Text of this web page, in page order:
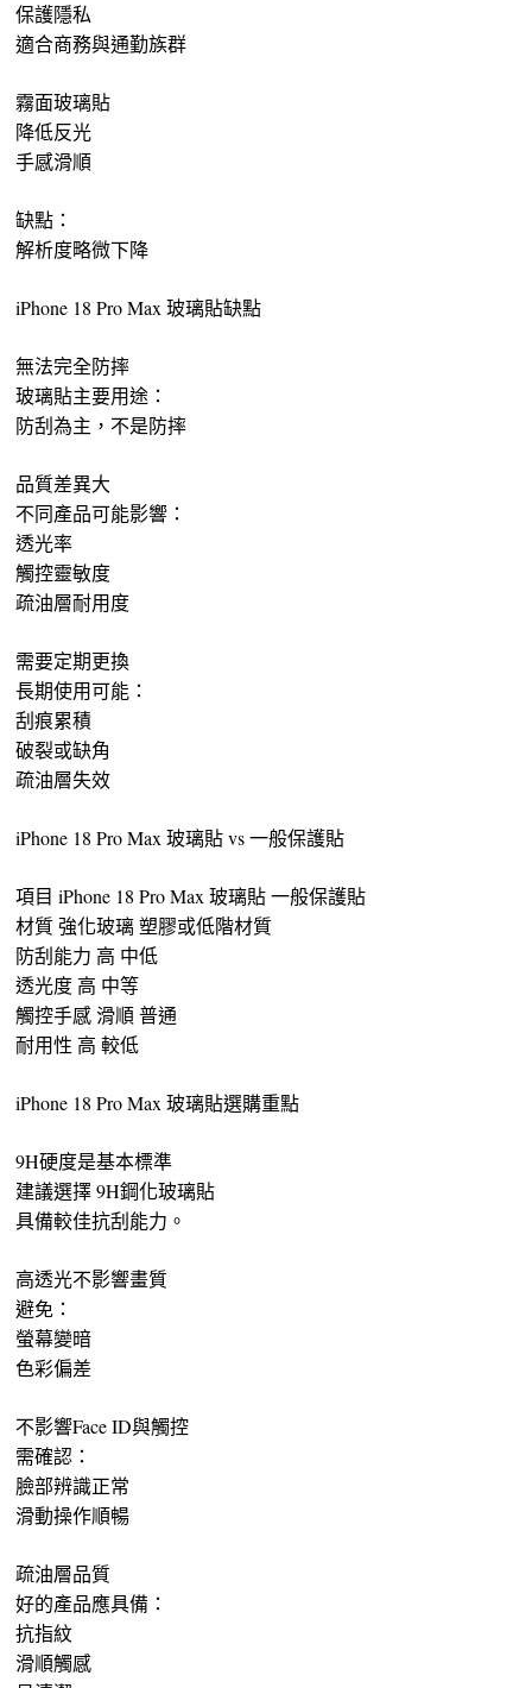
保護隱私
適合商務與通勤族群
霧面玻璃貼
降低反光
手感滑順
缺點：
解析度略微下降
iPhone 18 Pro Max 玻璃貼缺點
無法完全防摔
玻璃貼主要用途：
防刮為主，不是防摔
品質差異大
不同產品可能影響：
透光率
觸控靈敏度
疏油層耐用度
需要定期更換
長期使用可能：
刮痕累積
破裂或缺角
疏油層失效
iPhone 18 Pro Max 玻璃貼 vs 一般保護貼
項目 iPhone 18 Pro Max 玻璃貼 一般保護貼
材質 強化玻璃 塑膠或低階材質
防刮能力 高 中低
透光度 高 中等
觸控手感 滑順 普通
耐用性 高 較低
iPhone 18 Pro Max 玻璃貼選購重點
9H硬度是基本標準
建議選擇 9H鋼化玻璃貼
具備較佳抗刮能力。
高透光不影響畫質
避免：
螢幕變暗
色彩偏差
不影響Face ID與觸控
需確認：
臉部辨識正常
滑動操作順暢
疏油層品質
好的產品應具備：
抗指紋
滑順觸感